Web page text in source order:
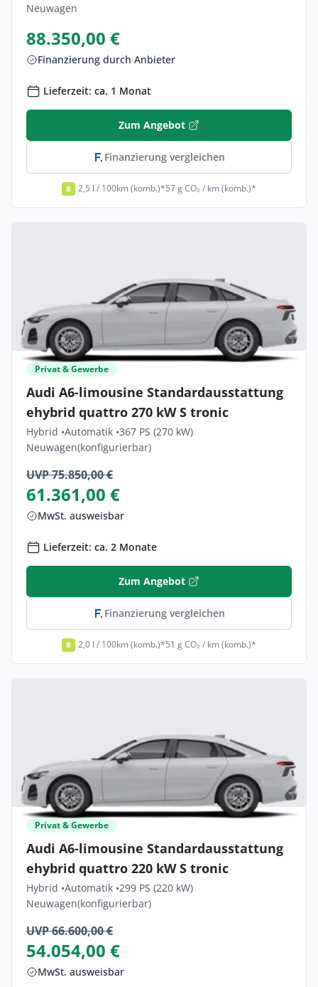
Neuwagen
88.350,00 €
Finanzierung durch Anbieter
Lieferzeit: ca. 1 Monat
Zum Angebot
Finanzierung vergleichen
B 2,5 l / 100km (komb.)*57 g CO₂ / km (komb.)*
Privat & Gewerbe
Audi A6-limousine Standardausstattung
ehybrid quattro 270 kW S tronic
Hybrid •Automatik •367 PS (270 kW)
Neuwagen(konfigurierbar)
UVP 75.850,00 €
61.361,00 €
MwSt. ausweisbar
Lieferzeit: ca. 2 Monate
Zum Angebot
Finanzierung vergleichen
B 2,0 l / 100km (komb.)*51 g CO₂ / km (komb.)*
Privat & Gewerbe
Audi A6-limousine Standardausstattung
ehybrid quattro 220 kW S tronic
Hybrid •Automatik •299 PS (220 kW)
Neuwagen(konfigurierbar)
UVP 66.600,00 €
54.054,00 €
MwSt. ausweisbar